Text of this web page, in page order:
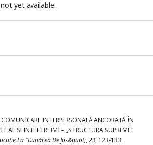
yet available.
INTERPERSONALĂ ANCORATĂ ÎN
AL SFINTEI TREIMI – „STRUCTURA SUPREMEI
La "Dunărea De Jos&quot;,23, 123-133.